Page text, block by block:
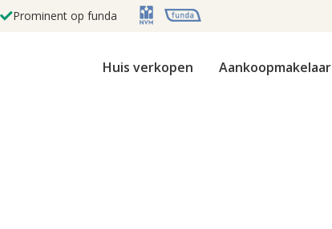
Prominent op funda
Huis verkopen Aankoopmakelaar